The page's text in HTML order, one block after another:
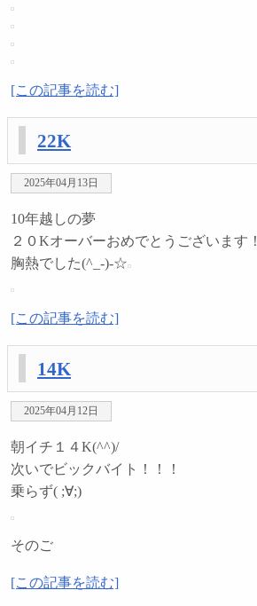
[この記事を読む]
22K
2025年04月13日
10年越しの夢
２０Kオーバーおめでとうございます！
胸熱でした(^_-)-☆
[この記事を読む]
14K
2025年04月12日
朝イチ１４K(^^)/
次いでビックバイト！！！
乗らず( ;∀;)
そのご
[この記事を読む]